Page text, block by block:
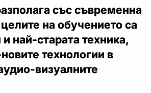
със съвременна
целите на обучението са
най-старата техника,
технологии в
визуалните